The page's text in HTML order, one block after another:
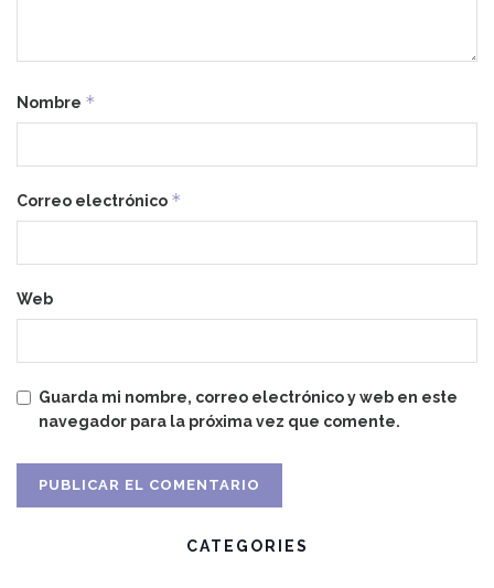
Nombre *
Correo electrónico *
Web
Guarda mi nombre, correo electrónico y web en este
navegador para la próxima vez que comente.
CATEGORIES